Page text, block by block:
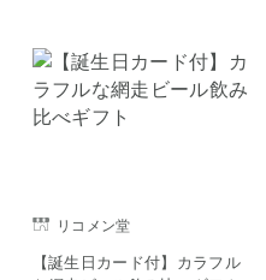
リコメン堂
【誕生日カード付】カラフル